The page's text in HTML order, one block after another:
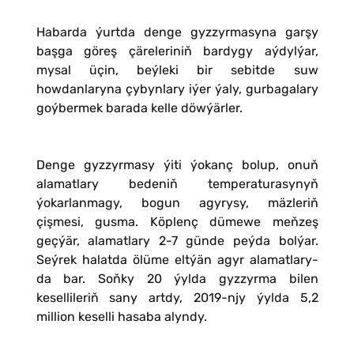
Habarda ýurtda denge gyzzyrmasyna garşy
başga göreş çäreleriniň bardygy aýdylýar,
mysal üçin, beýleki bir sebitde suw
howdanlaryna çybynlary iýer ýaly, gurbagalary
goýbermek barada kelle döwýärler.
Denge gyzzyrmasy ýiti ýokanç bolup, onuň
alamatlary bedeniň temperaturasynyň
ýokarlanmagy, bogun agyrysy, mäzleriň
çişmesi, gusma. Köplenç dümewe meňzeş
geçýär, alamatlary 2-7 günde peýda bolýar.
Seýrek halatda ölüme eltýän agyr alamatlary-
da bar. Soňky 20 ýylda gyzzyrma bilen
kesellileriň sany artdy, 2019-njy ýylda 5,2
million keselli hasaba alyndy.